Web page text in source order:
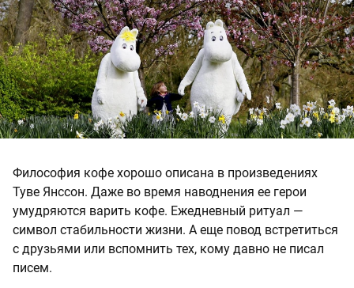
Философия кофе хорошо описана в произведениях
Туве Янссон. Даже во время наводнения ее герои
умудряются варить кофе. Ежедневный ритуал —
символ стабильности жизни. А еще повод встретиться
с друзьями или вспомнить тех, кому давно не писал
писем.